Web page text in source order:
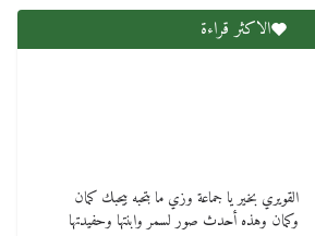
لأول فرع لمدارس لها بمصر في فينا بحضور ولي
العهد
الاكثر قراءة
القويري بخير يا جماعة وزي ما بتحبه بيحبك كمان
وكمان وهذه أحدث صور لسمر وابنتها وحفيدتها